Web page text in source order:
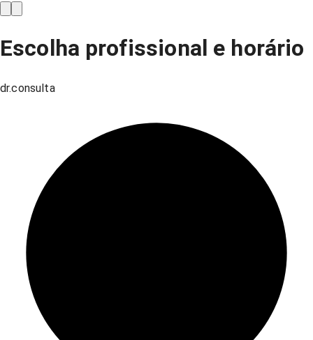
Escolha profissional e horário
dr.consulta